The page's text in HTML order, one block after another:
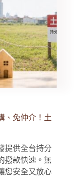
、免仲介！土
提供全台持分
撥款快速。無
您安全又放心